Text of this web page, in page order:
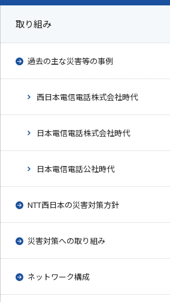
取り組み
過去の主な災害等の事例
西日本電信電話株式会社時代
日本電信電話株式会社時代
日本電信電話公社時代
NTT西日本の災害対策方針
災害対策への取り組み
ネットワーク構成